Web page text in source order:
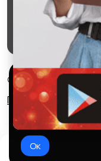
Маркеты Блог
Служба
Партнерка
© 2026 SALEX
Правила сервиса
Используем
технологии
Это чтобы сайт
соглашаетесь на
Ок